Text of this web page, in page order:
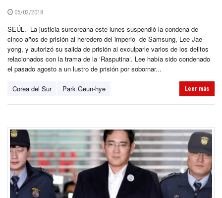
05/02/2018
SEÚL.- La justicia surcoreana este lunes suspendió la condena de
cinco años de prisión al heredero del imperio de Samsung, Lee Jae-
yong, y autorizó su salida de prisión al exculparle varios de los delitos
relacionados con la trama de la ‘Rasputina‘. Lee había sido condenado
el pasado agosto a un lustro de prisión por sobornar...
Corea del Sur Park Geun-hye Leer más